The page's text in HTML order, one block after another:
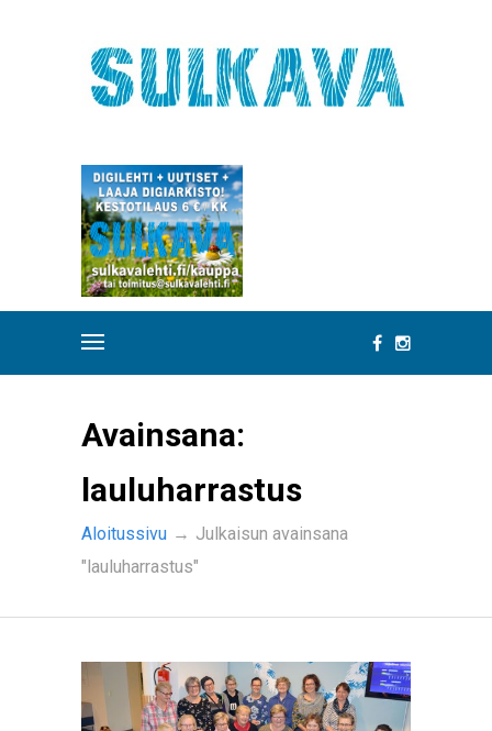
Avainsana:
lauluharrastus
Aloitussivu → Julkaisun avainsana
"lauluharrastus"